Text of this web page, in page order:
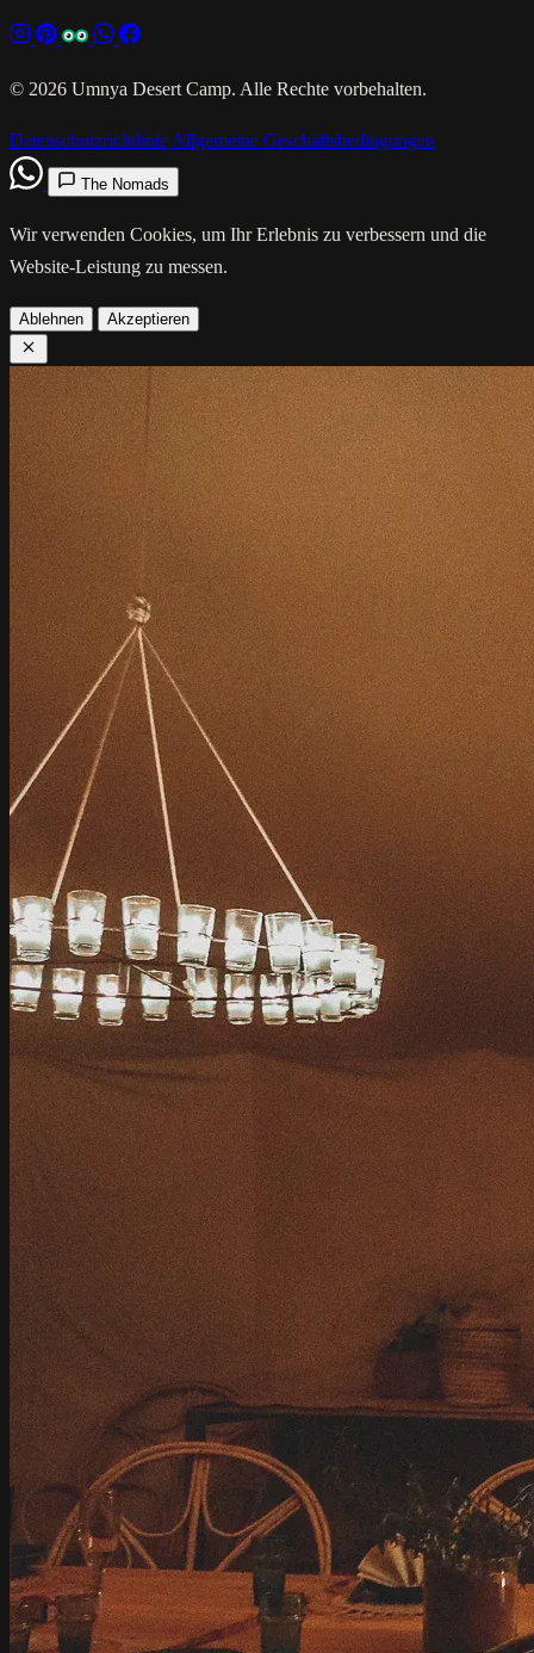
© 2026 Umnya Desert Camp. Alle Rechte vorbehalten.
Datenschutzrichtlinie Allgemeine Geschäftsbedingungen
The Nomads
Wir verwenden Cookies, um Ihr Erlebnis zu verbessern und die
Website-Leistung zu messen.
Ablehnen Akzeptieren